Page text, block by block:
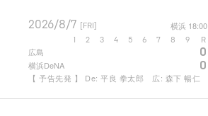
2026/8/7 [FRI] 横浜 18:00
2 3 4 5 6 7 8 9 R
広島 0
横浜DeNA 0
【 予告先発 】 De: 平良 拳太郎 広: 森下 暢仁